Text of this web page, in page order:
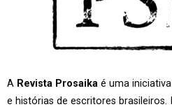
A Revista Prosaika é uma
e histórias de escritores brasileiros.